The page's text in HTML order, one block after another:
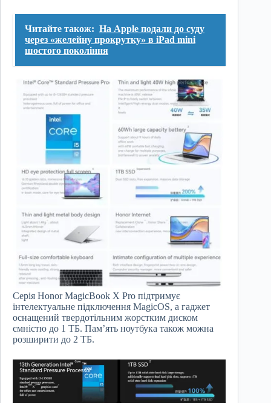
Читайте також: На Apple подали до суду
через «желейну прокрутку» в iPad mini
шостого покоління
Серія Honor MagicBook X Pro підтримує
інтелектуальне підключення MagicOS, а гаджет
оснащений твердотільним жорстким диском
ємністю до 1 ТБ. Пам’ять ноутбука також можна
розширити до 2 ТБ.